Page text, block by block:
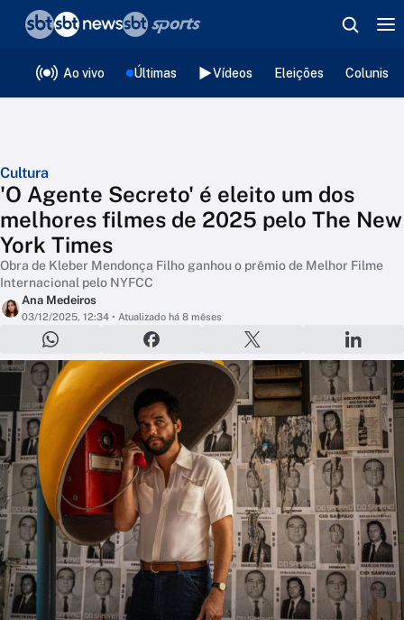
Ao vivo Últimas Vídeos Eleições
Cultura
'O Agente Secreto' é eleito um dos
melhores filmes de 2025 pelo The New
York Times
Obra de Kleber Mendonça Filho ganhou o prêmio de Melhor Filme
Internacional pelo NYFCC
Ana Medeiros
03/12/2025, 12:34 • Atualizado há 8 mêses
❮voltar
Editorias